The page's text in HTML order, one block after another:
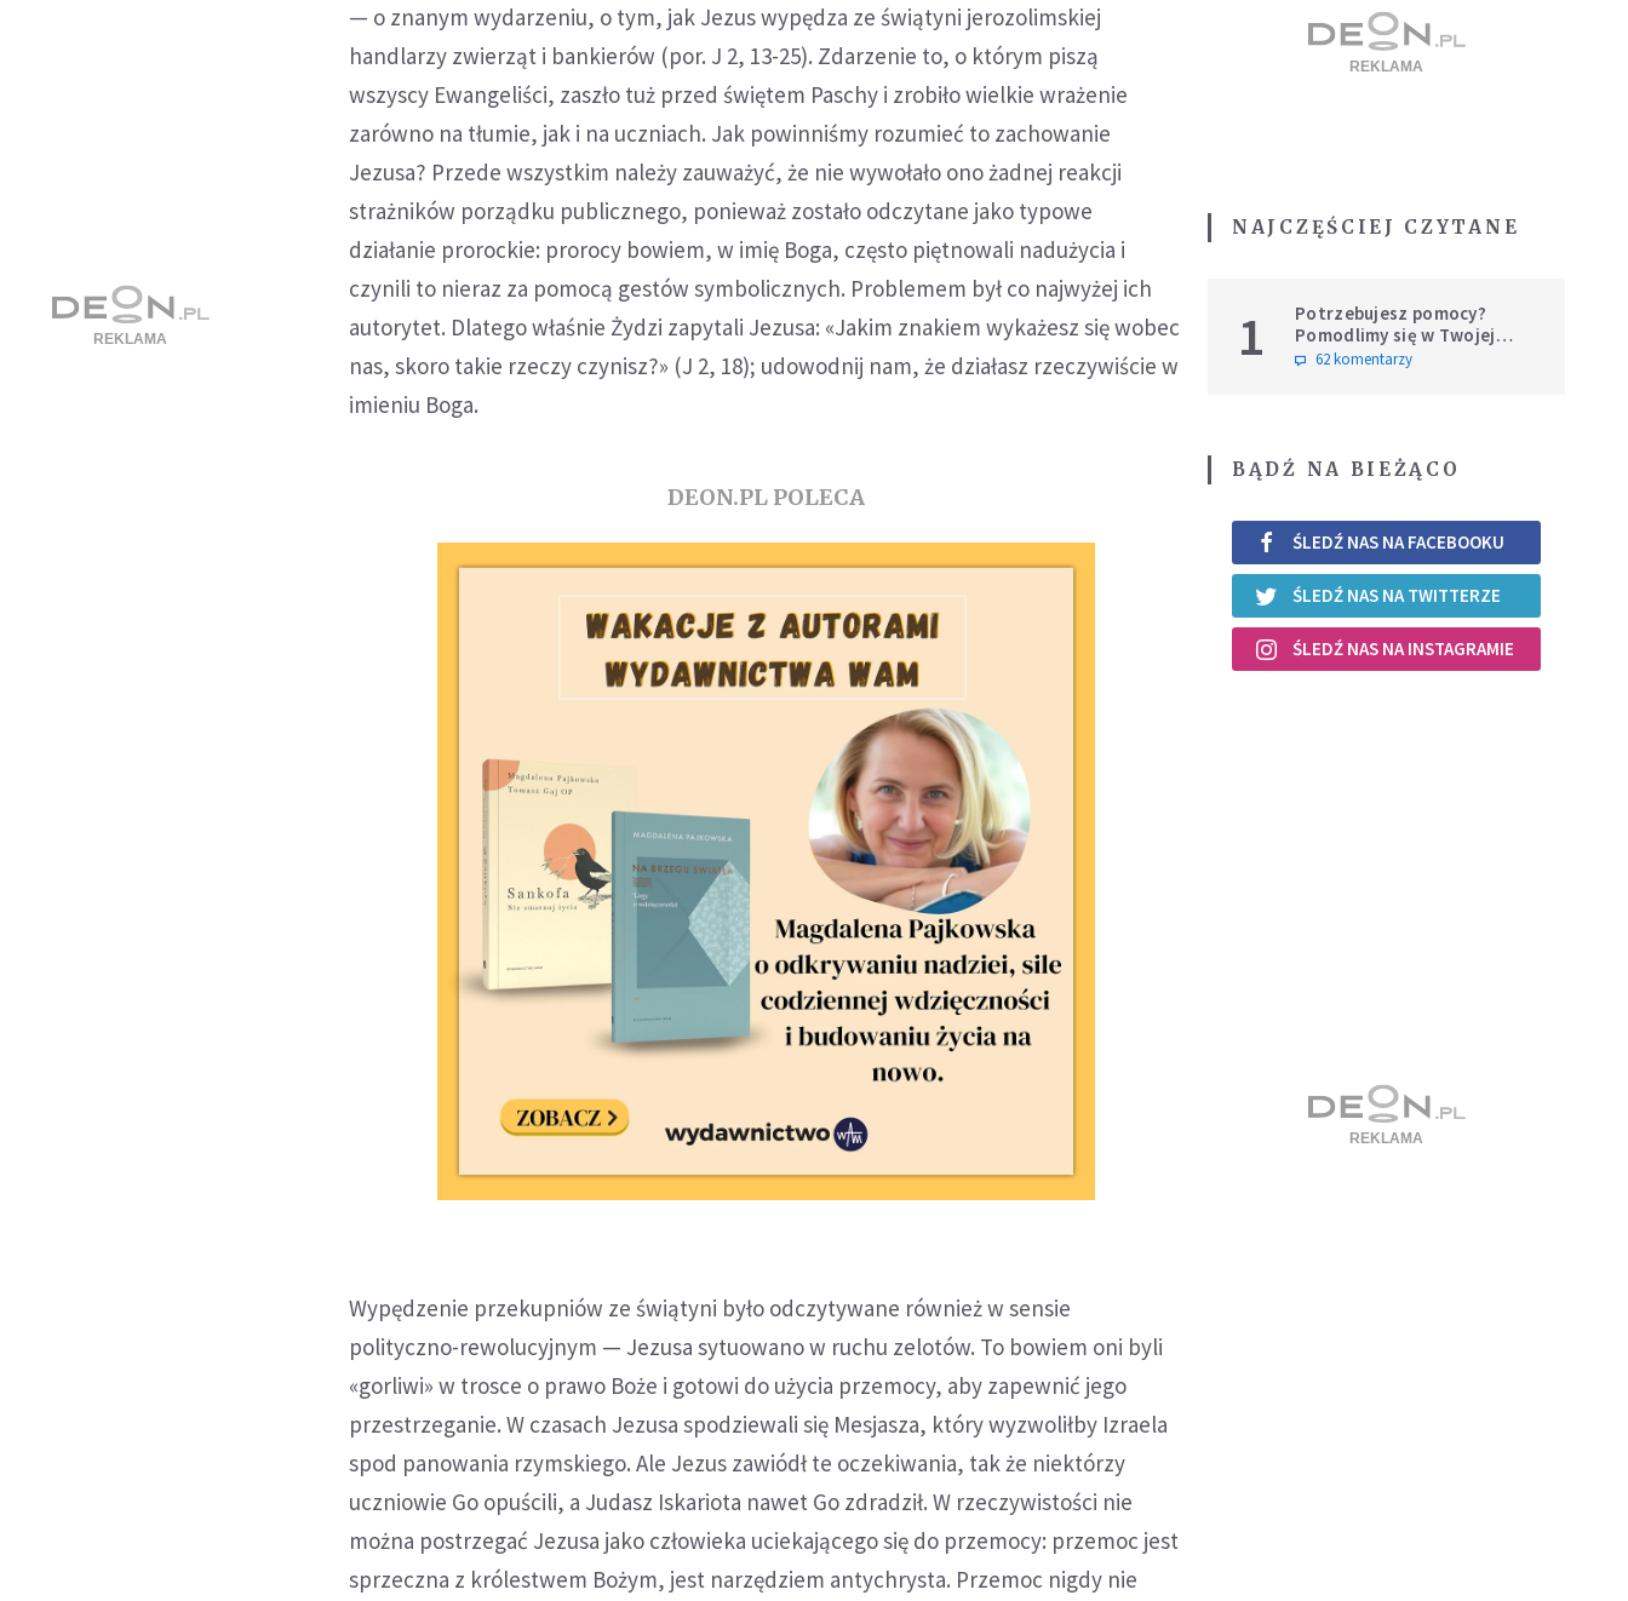
— o znanym wydarzeniu, o tym, jak Jezus wypędza ze świątyni jerozolimskiej
handlarzy zwierząt i bankierów (por. J 2, 13-25). Zdarzenie to, o którym piszą
wszyscy Ewangeliści, zaszło tuż przed świętem Paschy i zrobiło wielkie wrażenie
zarówno na tłumie, jak i na uczniach. Jak powinniśmy rozumieć to zachowanie
Jezusa? Przede wszystkim należy zauważyć, że nie wywołało ono żadnej reakcji
strażników porządku publicznego, ponieważ zostało odczytane jako typowe
działanie prorockie: prorocy bowiem, w imię Boga, często piętnowali nadużycia i
czynili to nieraz za pomocą gestów symbolicznych. Problemem był co najwyżej ich
autorytet. Dlatego właśnie Żydzi zapytali Jezusa: «Jakim znakiem wykażesz się wobec
nas, skoro takie rzeczy czynisz?» (J 2, 18); udowodnij nam, że działasz rzeczywiście w
imieniu Boga.
DEON.PL POLECA
Wypędzenie przekupniów ze świątyni było odczytywane również w sensie
polityczno-rewolucyjnym — Jezusa sytuowano w ruchu zelotów. To bowiem oni byli
«gorliwi» w trosce o prawo Boże i gotowi do użycia przemocy, aby zapewnić jego
przestrzeganie. W czasach Jezusa spodziewali się Mesjasza, który wyzwoliłby Izraela
spod panowania rzymskiego. Ale Jezus zawiódł te oczekiwania, tak że niektórzy
uczniowie Go opuścili, a Judasz Iskariota nawet Go zdradził. W rzeczywistości nie
można postrzegać Jezusa jako człowieka uciekającego się do przemocy: przemoc jest
sprzeczna z królestwem Bożym, jest narzędziem antychrysta. Przemoc nigdy nie
NAJCZĘŚCIEJ CZYTANE
1
Potrzebujesz pomocy?
Pomodlimy się w Twojej
intencji
62 komentarzy
BĄDŹ NA BIEŻĄCO
ŚLEDŹ NAS NA FACEBOOKU
ŚLEDŹ NAS NA TWITTERZE
ŚLEDŹ NAS NA INSTAGRAMIE